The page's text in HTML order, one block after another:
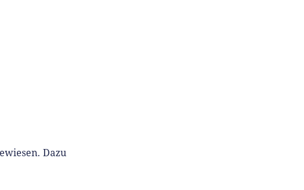
Dazu